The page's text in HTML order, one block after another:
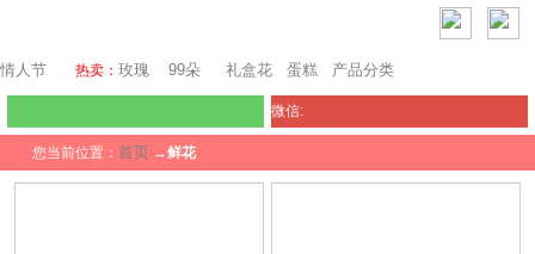
情人节 热卖： 玫瑰 99朵 礼盒花 蛋糕 产品分类
微信:
您当前位置： 首页 →鲜花